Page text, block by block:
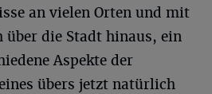
an vielen Orten und mit
über die Stadt hinaus, ein
Aspekte der
übers jetzt natürlich